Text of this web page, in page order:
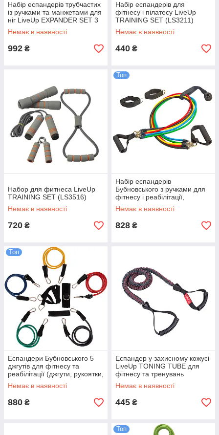
Набір еспандерів трубчастих
із ручками та манжетами для
ніг LiveUp EXPANDER SET 3
шт. (LS3218)
Немає в наявності
992 ₴
Набір еспандерів для
фітнесу і пілатесу LiveUp
TRAINING SET (LS3211)
Немає в наявності
440 ₴
Набор для фитнеса LiveUp
TRAINING SET (LS3516)
Немає в наявності
720 ₴
Топ
Набір еспандерів
Бубновського з ручками для
фітнесу і реабілітації,
еспандери-тренажери
Бубновського (5 джгутів)
Немає в наявності
828 ₴
Топ
Еспандери Бубновського 5
джгутів для фітнесу та
реабілітації (джгути, рукоятки,
манжета, фіксатор, чохол)
Немає в наявності
880 ₴
Еспандер у захисному кожусі
LiveUp TONING TUBE для
фітнесу та тренувань
(LS3622)
Немає в наявності
445 ₴
Топ